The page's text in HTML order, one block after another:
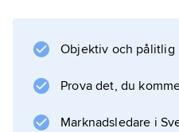
fornnordisk religion
. Övergången till
viktig roll för
Objektiv och pålitlig
Prova det, du
Marknadsledare i